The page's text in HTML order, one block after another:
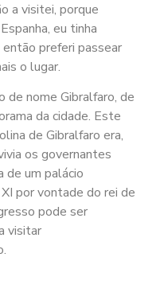
a visitei, porque
eu tinha
então preferi passear
o lugar.
de nome Gibralfaro, de
da cidade. Este
de Gibralfaro era,
os governantes
de um palácio
por vontade do rei de
pode ser
visitar